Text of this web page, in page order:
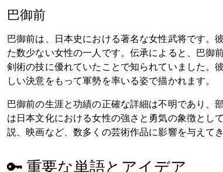
巴御前
巴御前は、日本史における著名な女性武将です。
た数少ない女性の一人です。伝承によると、巴御
剣術の技に優れていたことで知られていました。
しい決意をもって軍勢を率いる姿で描かれます。
巴御前の生涯と功績の正確な詳細は不明であり、
は日本文化における女性の強さと勇気の象徴とし
説、映画など、数多くの芸術作品に影響を与えてき
🔑 重要な単語とアイデア